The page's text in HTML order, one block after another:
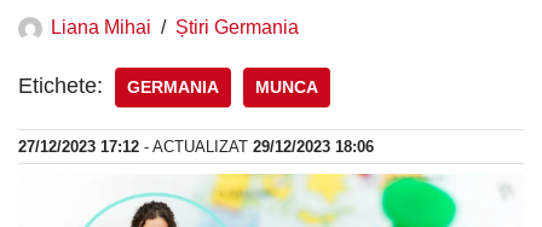
Liana Mihai Știri Germania
Etichete: GERMANIA MUNCA
27/12/2023 17:12 - ACTUALIZAT 29/12/2023 18:06